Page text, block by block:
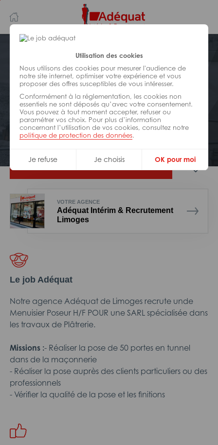
Utilisation des cookies
Nous utilisons des cookies pour mesurer l'audience de
notre site internet, optimiser votre expérience et vous
proposer des offres susceptibles de vous intéresser.
Conformément à la réglementation, les cookies non
essentiels ne sont déposés qu’avec votre consentement.
Vous pouvez à tout moment accepter, refuser ou
paramétrer vos choix. Pour plus d’information
concernant l’utilisation de vos cookies, consultez notre
politique de protection des données.
Je refuse Je choisis OK pour moi
au
contenu
principal
navigation
BÂTIMENT ET TRAVAUX PUBLICS
Réf : 0DB-321689
Menuisier poseur H/F
Interim Limoges
VOTRE AGENCE
Adéquat Intérim & Recrutement
Limoges
Le job Adéquat
Notre agence Adéquat de Limoges recrute unde
Menuisier Poseur H/F POUR une SARL spécialisée dans
les travaux de Plâtrerie.
Missions :- Réaliser la pose de 50 portes en tunnel
dans de la maçonnerie
- Réaliser la pose auprès des clients particuliers ou des
professionnels
- Vérifier la qualité de la pose et les finitions